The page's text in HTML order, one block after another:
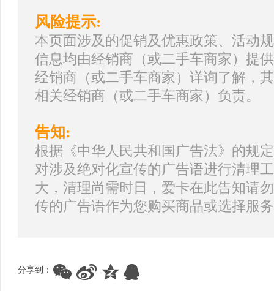
风险提示:
本页面涉及的促销及优惠政策、活动
信息均由经销商（或二手车商家）提
经销商（或二手车商家）详询了解，
相关经销商（或二手车商家）负责。
告知:
根据《中华人民共和国广告法》的规
对涉及绝对化宣传的广告语进行清理
大，清理尚需时日，爱卡在此告知请
传的广告语作为您购买商品或选择服
分享到：